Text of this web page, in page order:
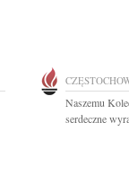
Naszemu
serdeczne